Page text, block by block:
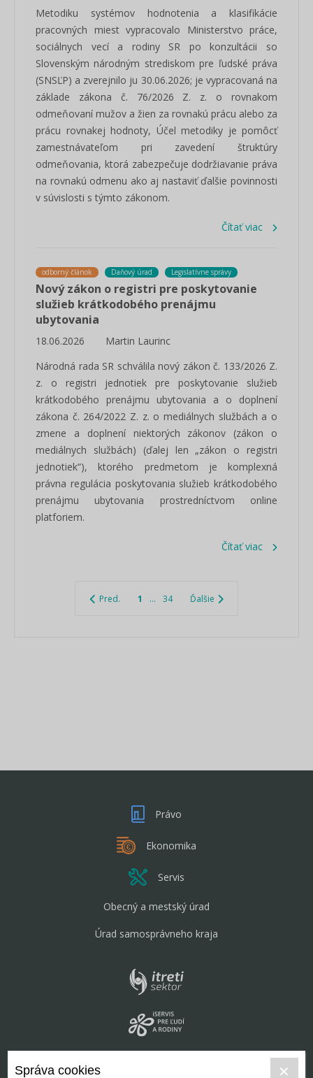
Metodiku systémov hodnotenia a klasifikácie
pracovných miest vypracovalo Ministerstvo práce,
sociálnych vecí a rodiny SR po konzultácii so
Slovenským národným strediskom pre ľudské práva
(SNSĽP) a zverejnilo ju 30.06.2026; je vypracovaná na
základe zákona č. 76/2026 Z. z. o rovnakom
odmeňovaní mužov a žien za rovnakú prácu alebo za
prácu rovnakej hodnoty, Účel metodiky je pomôcť
zamestnávateľom pri zavedení štruktúry
odmeňovania, ktorá zabezpečuje dodržiavanie práva
na rovnakú odmenu ako aj nastaviť ďalšie povinnosti
v súvislosti s týmto zákonom.
Čítať viac
odborný článok Daňový úrad Legislatívne správy
Nový zákon o registri pre poskytovanie
služieb krátkodobého prenájmu
ubytovania
18.06.2026
Martin Laurinc
Národná rada SR schválila nový zákon č. 133/2026 Z.
z. o registri jednotiek pre poskytovanie služieb
krátkodobého prenájmu ubytovania a o doplnení
zákona č. 264/2022 Z. z. o mediálnych službách a o
zmene a doplnení niektorých zákonov (zákon o
mediálnych službách) (ďalej len „zákon o registri
jednotiek“), ktorého predmetom je komplexná
právna regulácia poskytovania služieb krátkodobého
prenájmu ubytovania prostredníctvom online
platforiem.
Čítať viac
Pred. 1 ... 34 Ďalšie
Právo
Ekonomika
Servis
Obecný a mestský úrad
Úrad samosprávneho kraja
Správa cookies